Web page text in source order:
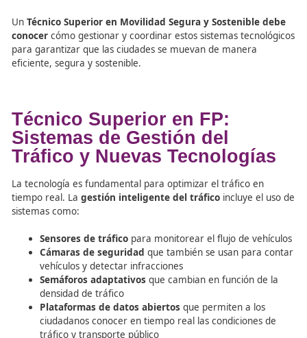
Laoptimización del tráficoimplica utilizar tecnologías
avanzadas y modelos de gestión en tiempo real que
un flujo de vehículos más eficiente. Desde losGrados
Superiores, los estudiantes de
datosque recogen información sobre el tráfico, el
demanda.
UnTécnico Superior en Movilidad Segura y Sostenible
conocercómo gestionar y coordinar estos sistemas
para garantizar que las ciudades se muevan de manera
eficiente, segura y sostenible.
Técnico Superior en FP:
Sistemas de Gestión del
Tráfico y Nuevas